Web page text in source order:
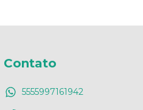
Contato
5555997161942